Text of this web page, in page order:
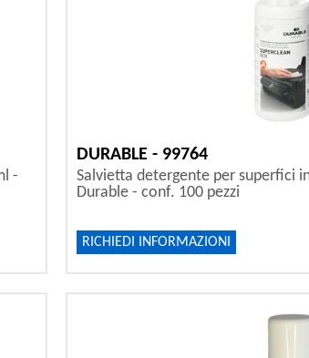
-
DURABLE - 99764
Salvietta detergente per superfici in
Durable - conf. 100 pezzi
RICHIEDI INFORMAZIONI